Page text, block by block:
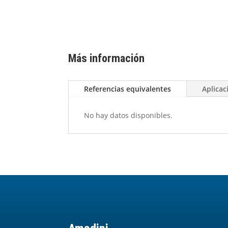
Más información
Referencias equivalentes
No hay datos disponibles.